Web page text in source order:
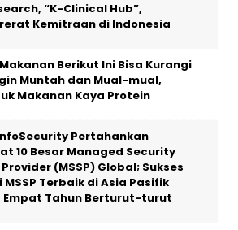
“K-Clinical Hub”,
Kemitraan di Indonesia
Berikut Ini Bisa Kurangi
Muntah dan Mual-mual,
Makanan Kaya Protein
Pertahankan
10 Besar Managed Security
(MSSP) Global; Sukses
MSSP Terbaik di Asia Pasifik
Empat Tahun Berturut-turut